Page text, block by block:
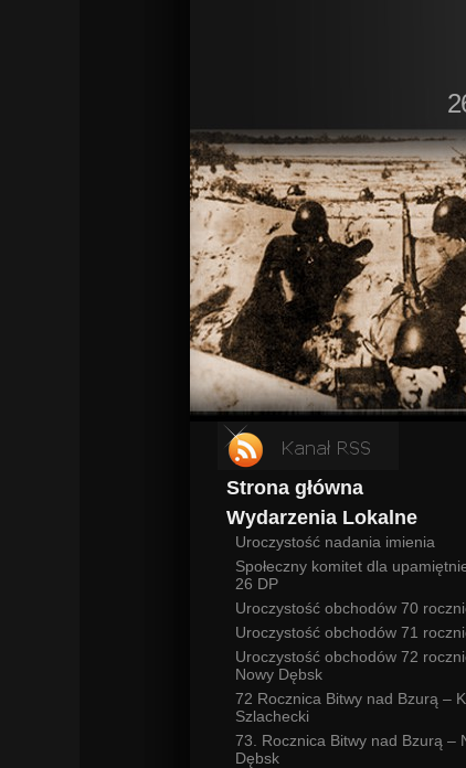
Strona główna
Wydarzenia Lokalne
Uroczystość nadania imienia
Społeczny komitet dla
26 DP
Uroczystość obchodów 70
Uroczystość obchodów 71
Uroczystość obchodów 72
Nowy Dębsk
72 Rocznica Bitwy nad Bzurą –
Szlachecki
73. Rocznica Bitwy nad Bzurą –
Dębsk